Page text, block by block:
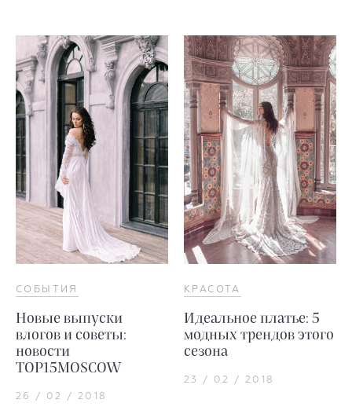
СОБЫТИЯ
Новые выпуски
влогов и советы:
новости
TOP15MOSCOW
26 / 02 / 2018
КРАСОТА
Идеальное платье: 5
модных трендов этого
сезона
23 / 02 / 2018